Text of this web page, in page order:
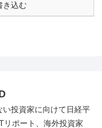
き込む
い投資家に向けて日経平
リポート、海外投資家